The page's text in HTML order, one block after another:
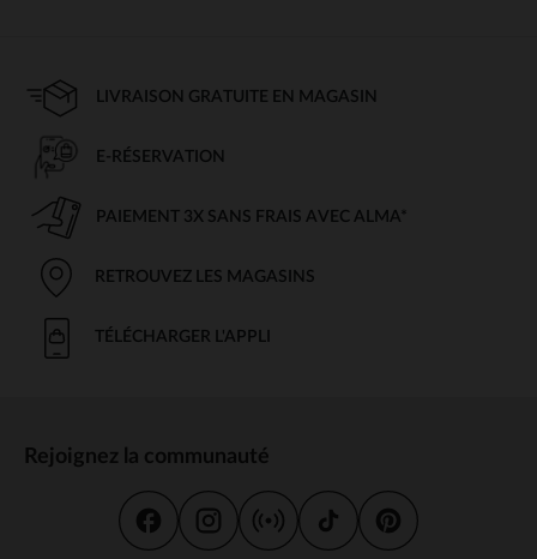
LIVRAISON GRATUITE EN MAGASIN
E-RÉSERVATION
PAIEMENT 3X SANS FRAIS AVEC ALMA*
RETROUVEZ LES MAGASINS
TÉLÉCHARGER L'APPLI
Rejoignez la communauté